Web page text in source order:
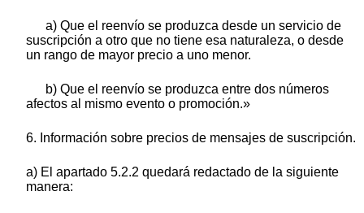
a) Que el reenvío se produzca desde un servicio de
suscripción a otro que no tiene esa naturaleza, o desde
un rango de mayor precio a uno menor.
b) Que el reenvío se produzca entre dos números
afectos al mismo evento o promoción.»
6. Información sobre precios de mensajes de suscripción.
a) El apartado 5.2.2 quedará redactado de la siguiente
manera: